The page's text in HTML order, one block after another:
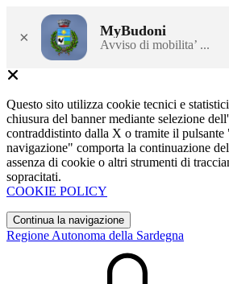
× MyBudoni
Avviso di mobilita’ ...
Questo sito utilizza cookie tecnici e
chiusura del banner mediante selezione
contraddistinto dalla X o tramite il pulsante
navigazione" comporta la continuazione
assenza di cookie o altri strumenti di
sopracitati.
COOKIE POLICY
Continua la navigazione
Regione Autonoma della Sardegna